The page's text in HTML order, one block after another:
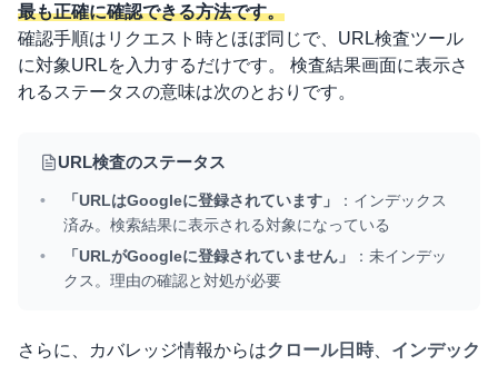
最も正確に確認できる方法です。
確認手順はリクエスト時とほぼ同じで、URL検査ツール
に対象URLを入力するだけです。 検査結果画面に表示さ
れるステータスの意味は次のとおりです。
URL検査のステータス
「URLはGoogleに登録されています」
：インデックス
済み。検索結果に表示される対象になっている
「URLがGoogleに登録されていません」
：未インデッ
クス。理由の確認と対処が必要
さらに、カバレッジ情報からはクロール日時、 インデック